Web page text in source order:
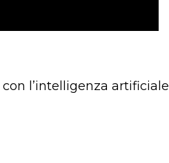
l’intelligenza artificiale